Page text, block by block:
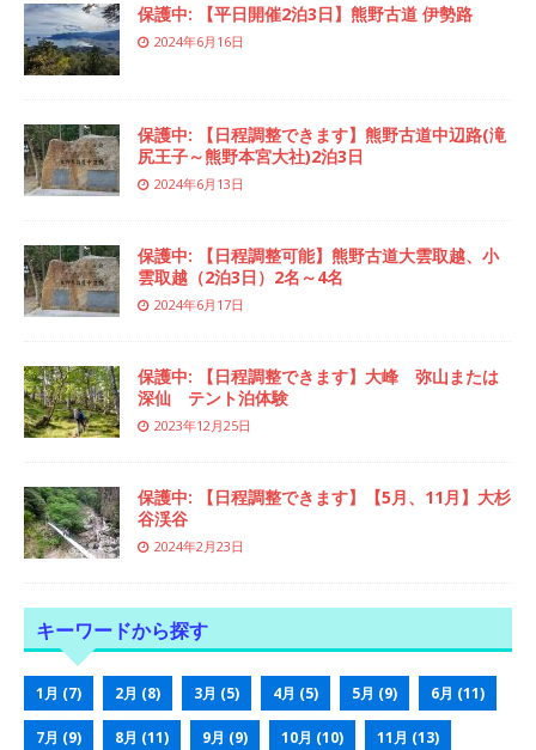
保護中: 【平日開催2泊3日】熊野古道 伊勢路
2024年6月16日
保護中: 【日程調整できます】熊野古道中辺路(滝
尻王子～熊野本宮大社)2泊3日
2024年6月13日
保護中: 【日程調整可能】熊野古道大雲取越、小
雲取越（2泊3日）2名～4名
2024年6月17日
保護中: 【日程調整できます】大峰 弥山または
深仙 テント泊体験
2023年12月25日
保護中: 【日程調整できます】【5月、11月】大杉
谷渓谷
2024年2月23日
キーワードから探す
1月 (7) 2月 (8) 3月 (5) 4月 (5) 5月 (9) 6月 (11)
7月 (9) 8月 (11) 9月 (9) 10月 (10) 11月 (13)